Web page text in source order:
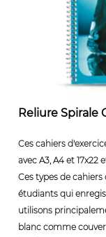
Reliure Spirale
Ces cahiers
avec A3, A4 et 17x22
Ces types de
étudiants qui
utilisons
blanc comme